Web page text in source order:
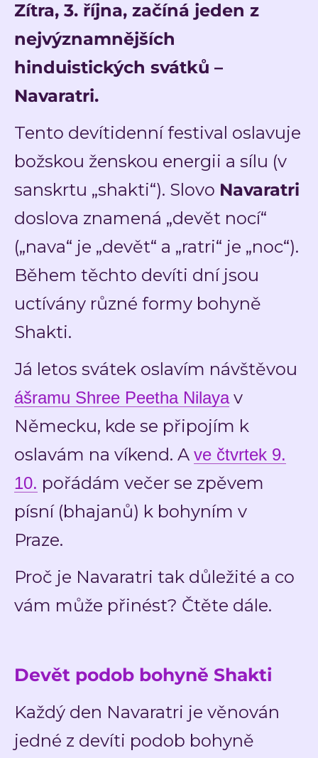
Zítra, 3. října, začíná jeden z
nejvýznamnějších
hinduistických svátků –
Navaratri.
Tento devítidenní festival oslavuje
božskou ženskou energii a sílu (v
sanskrtu „shakti“). Slovo Navaratri
doslova znamená „devět nocí“
(„nava“ je „devět“ a „ratri“ je „noc“).
Během těchto devíti dní jsou
uctívány různé formy bohyně
Shakti.
Já letos svátek oslavím návštěvou
ášramu Shree Peetha Nilayav
Německu, kde se připojím k
oslavám na víkend. A ve čtvrtek 9.
10. pořádám večer se zpěvem
písní (bhajanů) k bohyním v
Praze.
Proč je Navaratri tak důležité a co
vám může přinést? Čtěte dále.
Devět podob bohyně Shakti
Každý den Navaratri je věnován
jedné z devíti podob bohyně